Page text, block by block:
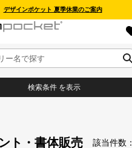
デザインポケット 夏季休業のご案内
ド
検索条件 を表示
ト・書体販売 該当件数：